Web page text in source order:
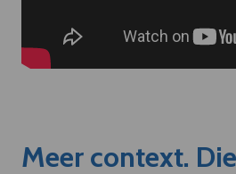
Meer context.